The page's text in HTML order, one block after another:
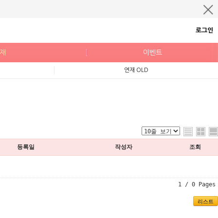
로그인
이벤트
연재 OLD
등록일 작성자 조회
1 / 0 Pages
리스트